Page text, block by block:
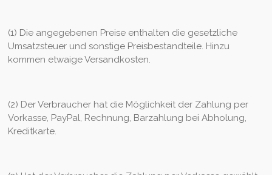
(1) Die angegebenen Preise enthalten die gesetzliche
Umsatzsteuer und sonstige Preisbestandteile. Hinzu
kommen etwaige Versandkosten.
(2) Der Verbraucher hat die Möglichkeit der Zahlung per
Vorkasse, PayPal, Rechnung, Barzahlung bei Abholung,
Kreditkarte.